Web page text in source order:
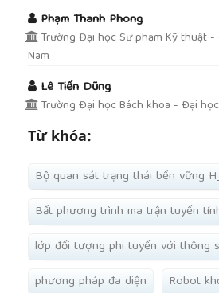
Phạm Thanh Phong
Trường Đại học Sư phạm Kỹ thuật
Nam
Lê Tiến Dũng
Trường Đại học Bách khoa - Đại
Từ khóa:
Bộ quan sát trạng thái bền vững
Bất phương trình ma trận tuyến
lớp đối tượng phi tuyến với thông
phương pháp đa diện
Robot